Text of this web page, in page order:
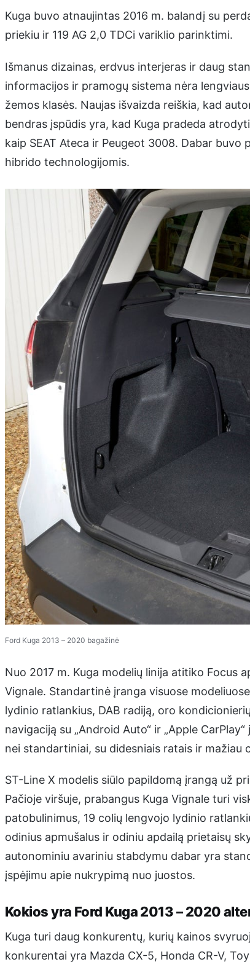
Kuga buvo atnaujintas 2016 m. balandį su
priekiu ir 119 AG 2,0 TDCi variklio parinktimi.
Išmanus dizainas, erdvus interjeras ir daug
informacijos ir pramogų sistema nėra
žemos klasės. Naujas išvaizda reiškia, kad
bendras įspūdis yra, kad Kuga pradeda
kaip SEAT Ateca ir Peugeot 3008. Dabar
hibrido technologijomis.
Ford Kuga 2013 – 2020 bagažinė
Nuo 2017 m. Kuga modelių linija atitiko Focus
Vignale. Standartinė įranga visuose
lydinio ratlankius, DAB radiją, oro
navigaciją su „Android Auto“ ir „Apple
nei standartiniai, su didesniais ratais ir mažiau
ST-Line X modelis siūlo papildomą įrangą už
Pačioje viršuje, prabangus Kuga Vignale turi
patobulinimus, 19 colių lengvojo lydinio
odinius apmušalus ir odiniu apdailą prietaisų
autonominiu avariniu stabdymu dabar yra
įspėjimu apie nukrypimą nuo juostos.
Kokios yra Ford Kuga 2013 – 2020
Kuga turi daug konkurentų, kurių kainos
konkurentai yra Mazda CX-5, Honda CR-V,